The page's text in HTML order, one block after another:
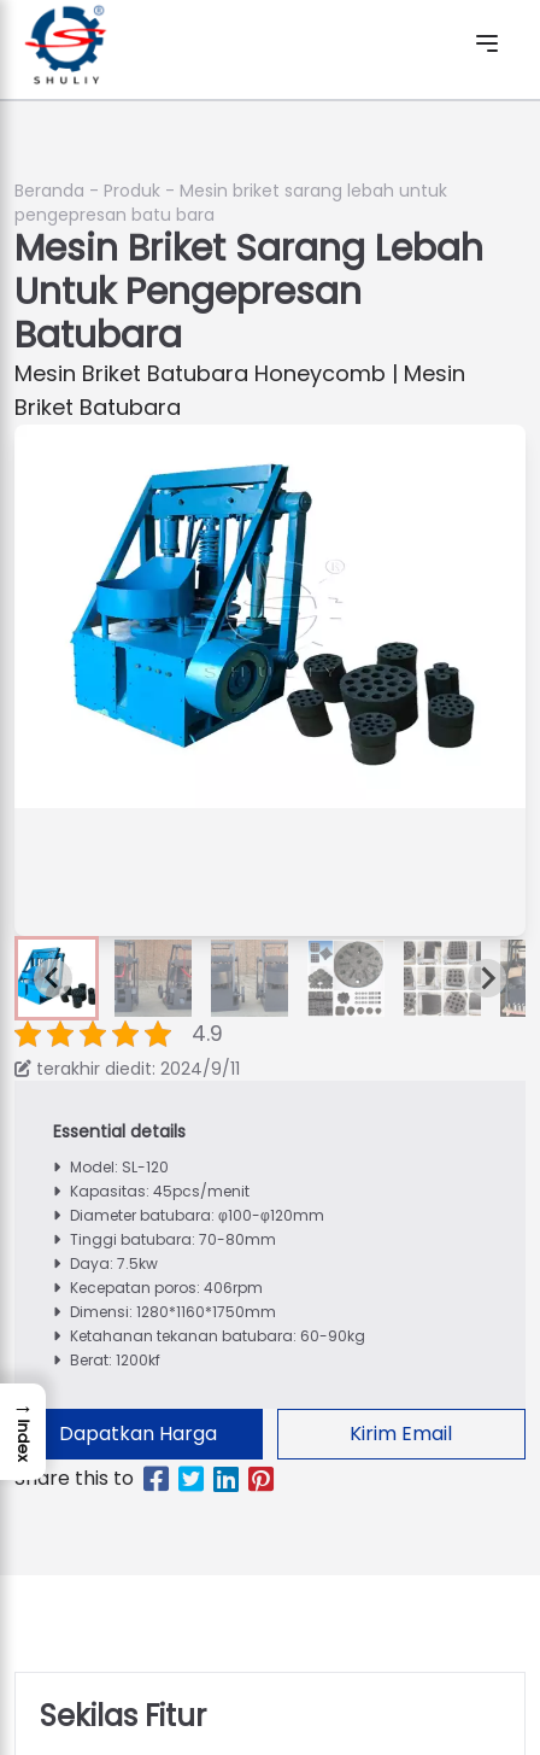
Beranda - Produk - Mesin briket sarang lebah untuk
pengepresan batu bara
Mesin Briket Sarang Lebah
Untuk Pengepresan
Batubara
Mesin Briket Batubara Honeycomb | Mesin
Briket Batubara
4.9
terakhir diedit: 2024/9/11
Model: SL-120
Kapasitas: 45pcs/menit
Diameter batubara: φ100-φ120mm
Tinggi batubara: 70-80mm
Daya: 7.5kw
Kecepatan poros: 406rpm
Dimensi: 1280*1160*1750mm
Ketahanan tekanan batubara: 60-90kg
Berat: 1200kf
Dapatkan Harga Kirim Email
Sekilas Fitur
→
Index